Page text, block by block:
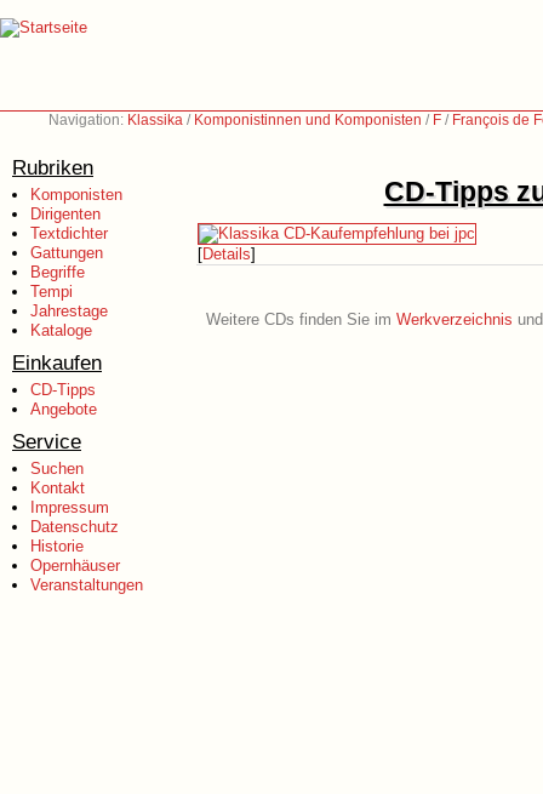
Navigation: Klassika / Komponistinnen und Komponisten / F / François de
Rubriken
Komponisten
Dirigenten
Textdichter
Gattungen
Begriffe
Tempi
Jahrestage
Kataloge
Einkaufen
CD-Tipps
Angebote
Service
Suchen
Kontakt
Impressum
Datenschutz
Historie
Opernhäuser
Veranstaltungen
CD-Tipps
[Details]
Weitere CDs finden Sie im Werkverzeichnis